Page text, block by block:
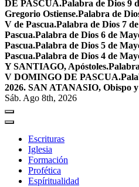
DE PASCUA.Palabra de Dios 9
Gregorio Ostiense.Palabra de
V de Pascua.Palabra de Dios 7
Pascua.Palabra de Dios 6 de
Pascua.Palabra de Dios 5 de
Pascua.Palabra de Dios 4 de
Y SANTIAGO, Apóstoles.
V DOMINGO DE PASCUA.
2026. SAN ATANASIO, Obispo
Sáb. Ago 8th, 2026
Escrituras
Iglesia
Formación
Profética
Espíritualidad